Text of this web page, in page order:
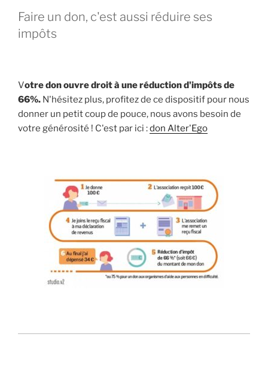
Faire un don, c'est aussi réduire ses
impôts
Votre don ouvre droit à une réduction d'impôts de
66%. N'hésitez plus, profitez de ce dispositif pour nous
donner un petit coup de pouce, nous avons besoin de
votre générosité ! C'est par ici :don Alter'Ego